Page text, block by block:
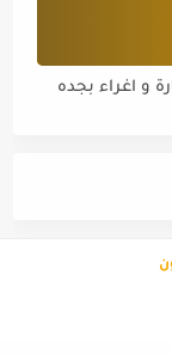
و اغراء بجده